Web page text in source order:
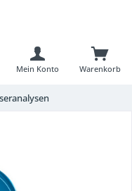
Warenkorb
Mein Konto